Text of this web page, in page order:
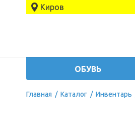
Киров
ОБУВЬ
Главная / Каталог / Инвентарь